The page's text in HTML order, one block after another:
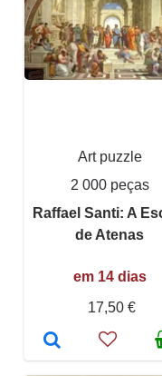
Art puzzle
2 000 peças
Raffael Santi: A
de Atenas
em 14 dias
17,50 €